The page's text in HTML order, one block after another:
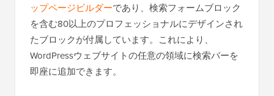
ップページビルダーであり、検索フォームブロック
を含む80以上のプロフェッショナルにデザインされ
たブロックが付属しています。これにより、
WordPressウェブサイトの任意の領域に検索バーを
即座に追加できます。